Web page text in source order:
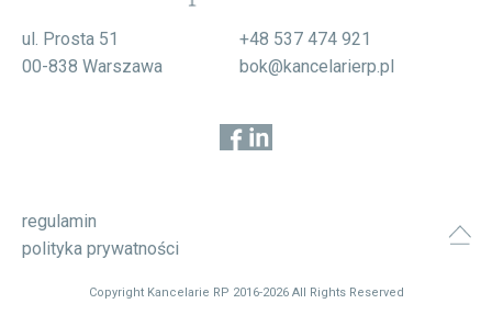
ul. Prosta 51
00-838 Warszawa
+48 537 474 921
bok@kancelarierp.pl
regulamin
polityka prywatności
Copyright Kancelarie RP 2016-2026 All Rights Reserved